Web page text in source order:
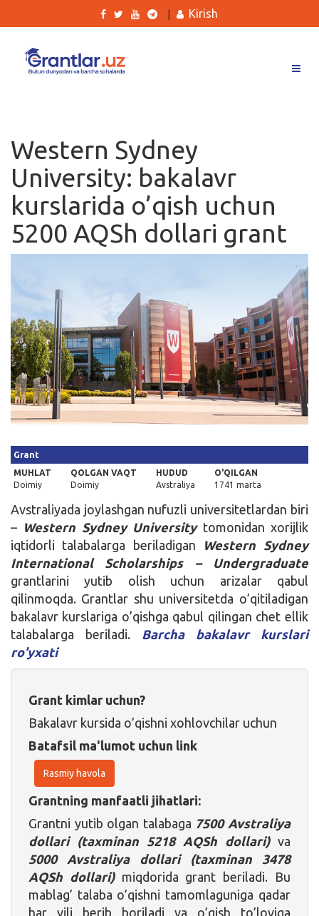
Ishlar
Kurslar
Blog
Yana
Qidirish
Kirish
| Kirish
Western Sydney
University: bakalavr
kurslarida o’qish uchun
5200 AQSh dollari grant
Grant
MUHLAT
Doimiy
QOLGAN VAQT
Doimiy
HUDUD
Avstraliya
O'QILGAN
1741 marta
Avstraliyada joylashgan nufuzli universitetlardan biri
– Western Sydney Universitytomonidan xorijlik
iqtidorli talabalarga beriladigan
Western Sydney
International Scholarships – Undergraduate
grantlarini yutib olish uchun arizalar qabul
qilinmoqda. Grantlar shu universitetda o’qitiladigan
bakalavr kurslariga o’qishga qabul qilingan chet ellik
talabalarga beriladi. Barcha bakalavr kurslari
ro’yxati
Grant kimlar uchun?
Bakalavr kursida o’qishni xohlovchilar uchun
Batafsil ma'lumot uchun link
Rasmiy havola
Grantning manfaatli jihatlari:
Grantni yutib olgan talabaga 7500 Avstraliya
dollari (taxminan 5218 AQSh dollari) va
5000 Avstraliya dollari (taxminan 3478
AQSh dollari)miqdorida grant beriladi. Bu
mablag’ talaba o’qishni tamomlaguniga qadar
har yili berib boriladi va o’qish to’loviga